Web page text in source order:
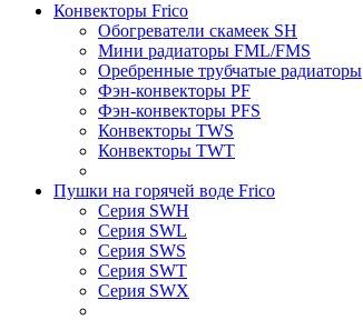
Конвекторы Frico
Обогреватели скамеек SH
Мини радиаторы FML/FMS
Оребренные трубчатые радиаторы
Фэн-конвекторы PF
Фэн-конвекторы PFS
Конвекторы TWS
Конвекторы TWT
Пушки на горячей воде Frico
Серия SWH
Серия SWL
Серия SWS
Серия SWT
Серия SWX